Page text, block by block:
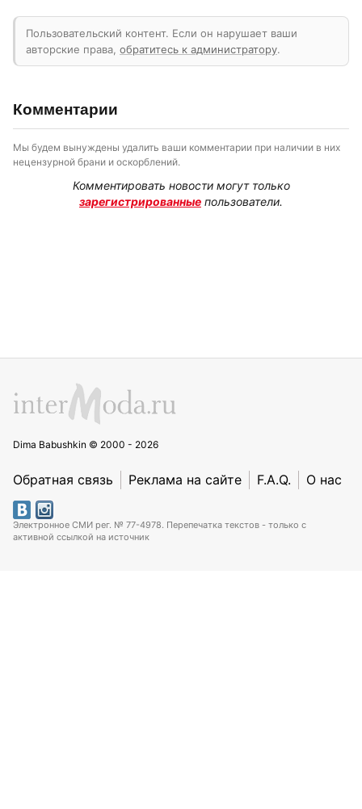
Пользовательский контент. Если он нарушает ваши
авторские права, обратитесь к администратору.
Комментарии
Мы будем вынуждены удалить ваши комментарии при наличии в них
нецензурной брани и оскорблений.
Комментировать новости могут только
зарегистрированные пользователи.
Dima Babushkin © 2000 - 2026
Обратная связь Реклама на сайте F.A.Q. О нас
Электронное СМИ рег. № 77-4978. Перепечатка текстов - только с
активной ссылкой на источник